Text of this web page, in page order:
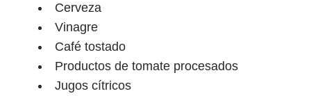
Cerveza
Vinagre
Café tostado
Productos de tomate procesados
Jugos cítricos